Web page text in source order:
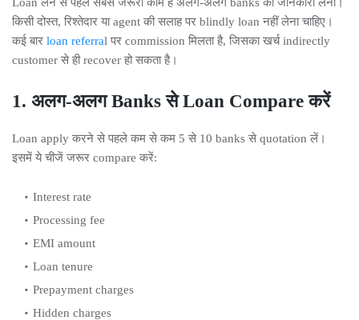
किसी दोस्त, रिश्तेदार या agent की सलाह पर blindly loan नहीं लेना चाहिए।
कई बार loan referral पर commission मिलता है, जिसका खर्च indirectly
customer से ही recover हो सकता है।
1. अलग-अलग Banks से Loan Compare करें
Loan apply करने से पहले कम से कम 5 से 10 banks से quotation लें।
इसमें ये चीजें जरूर compare करें:
Interest rate
Processing fee
EMI amount
Loan tenure
Prepayment charges
Hidden charges